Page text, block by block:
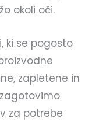
okoli oči.
ki se pogosto
zapletene in
za potrebe